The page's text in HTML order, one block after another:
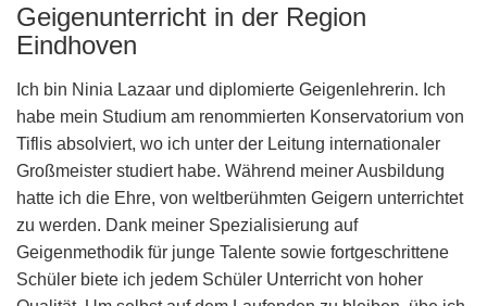
Geigenunterricht in der Region
Eindhoven
Ich bin Ninia Lazaar und diplomierte Geigenlehrerin. Ich
habe mein Studium am renommierten Konservatorium von
Tiflis absolviert, wo ich unter der Leitung internationaler
Großmeister studiert habe. Während meiner Ausbildung
hatte ich die Ehre, von weltberühmten Geigern unterrichtet
zu werden. Dank meiner Spezialisierung auf
Geigenmethodik für junge Talente sowie fortgeschrittene
Schüler biete ich jedem Schüler Unterricht von hoher